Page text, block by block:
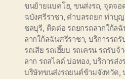
ขนย้ายแบคโฮ, ขนส่งรถ, จุดจอ
ฉบังศรีราชา, ตำบลรถยก ท่าบุญ
ชลบุรี, ติดต่อ รถยกรถลากใก้ลฉั
ลากใก้ลฉันศรีราชา, บริการรถรั
รถเสีย รถเฮี๊ยบ รถเครน รถรับ
ลาก รถสไลด์ บ่อทอง,บริการส่
บริษัทขนส่งรถยนต์ข้ามจังหวัด,